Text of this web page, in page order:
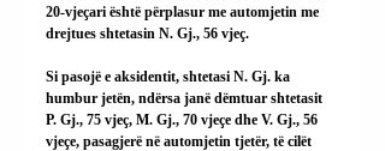
20-vjeçari është përplasur me automjetin me
drejtues shtetasin N. Gj., 56 vjeç.
Si pasojë e aksidentit, shtetasi N. Gj. ka
humbur jetën, ndërsa janë dëmtuar shtetasit
P. Gj., 75 vjeç, M. Gj., 70 vjeçe dhe V. Gj., 56
vjeçe, pasagjerë në automjetin tjetër, të cilët